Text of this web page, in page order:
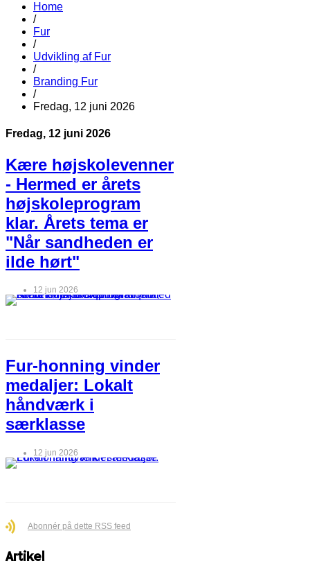
Home
/
Fur
/
Udvikling af Fur
/
Branding Fur
/
Fredag, 12 juni 2026
Fredag, 12 juni 2026
Kære højskolevenner
- Hermed er årets
højskoleprogram
klar. Årets tema er
"Når sandheden er
ilde hørt"
12 jun 2026
Fur-honning vinder
medaljer: Lokalt
håndværk i
særklasse
12 jun 2026
Abonnér på dette RSS feed
Artikel